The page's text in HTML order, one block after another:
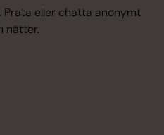
eller chatta anonymt
nätter.